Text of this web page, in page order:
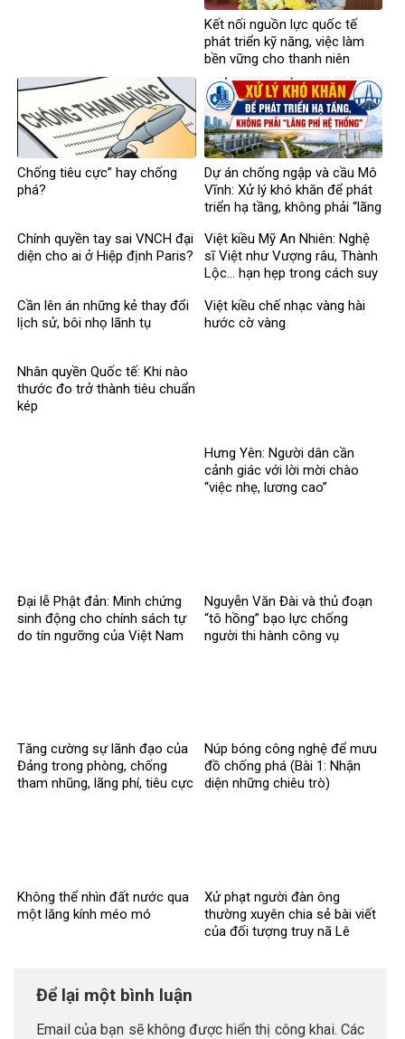
Kết nối nguồn lực quốc tế
phát triển kỹ năng, việc làm
bền vững cho thanh niên
Chống tiêu cực” hay chống
phá?
Dự án chống ngập và cầu Mô
Vĩnh: Xử lý khó khăn để phát
triển hạ tầng, không phải “lãng
Chính quyền tay sai VNCH đại
diện cho ai ở Hiệp định Paris?
Việt kiều Mỹ An Nhiên: Nghệ
sĩ Việt như Vượng râu, Thành
Lộc… hạn hẹp trong cách suy
Cần lên án những kẻ thay đổi
lịch sử, bôi nhọ lãnh tụ
Việt kiều chế nhạc vàng hài
hước cờ vàng
Nhân quyền Quốc tế: Khi nào
thước đo trở thành tiêu chuẩn
kép
Hưng Yên: Người dân cần
cảnh giác với lời mời chào
“việc nhẹ, lương cao”
Đại lễ Phật đản: Minh chứng
sinh động cho chính sách tự
do tín ngưỡng của Việt Nam
Nguyễn Văn Đài và thủ đoạn
“tô hồng” bạo lực chống
người thi hành công vụ
Tăng cường sự lãnh đạo của
Đảng trong phòng, chống
tham nhũng, lãng phí, tiêu cực
Núp bóng công nghệ để mưu
đồ chống phá (Bài 1: Nhận
diện những chiêu trò)
Không thể nhìn đất nước qua
một lăng kính méo mó
Xử phạt người đàn ông
thường xuyên chia sẻ bài viết
của đối tượng truy nã Lê
Để lại một bình luận
Email của bạn sẽ không được hiển thị công khai. Các